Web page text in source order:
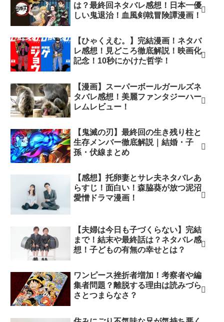
は？最終回ネタバレ感想！日本一優
しい鬼退治！血風剣戟冒険譚漫画！
【ひゃくえむ。】完結漫画！ネタバ
レ感想！見どころ徹底解説！映画化
記念！10秒にかけた哲学！
【漫画】スーパーボールガールズネ
タバレ感想！美麗ファンタジーハー
レムレビュー！
【鬼滅の刃】最終回の生き残り柱と
生存メンバー徹底解説｜結婚・子
孫・伏線まとめ
【感想】托卵妻とサレ夫ネタバレあ
らすじ！面白い！森脇葵が放つ泥沼
愛憎ドラマ漫画！
【夫婦は今日も子づくらない】完結
まで！結末や最終話は？ネタバレ感
想！子どもの有無の幸せとは？
ワンピース挫折者増加！考察者や編
集者問題？離脱する理由は読みづら
さとつまらなさ？